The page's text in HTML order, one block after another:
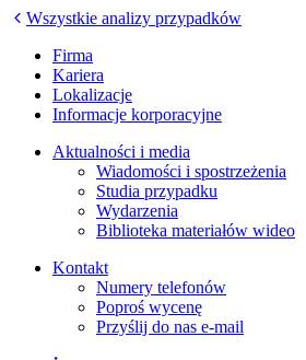
Wszystkie analizy przypadków
Firma
Kariera
Lokalizacje
Informacje korporacyjne
Aktualności i media
Wiadomości i spostrzeżenia
Studia przypadku
Wydarzenia
Biblioteka materiałów wideo
Kontakt
Numery telefonów
Poproś wycenę
Przyślij do nas e-mail